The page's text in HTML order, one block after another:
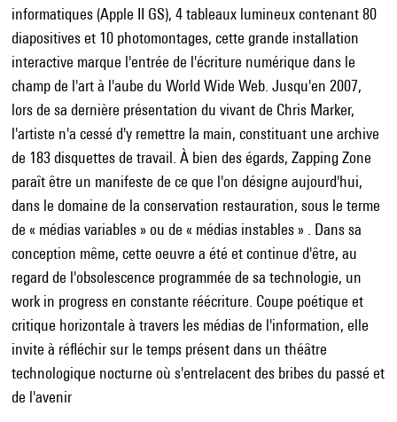
informatiques (Apple II GS), 4 tableaux lumineux contenant 80
diapositives et 10 photomontages, cette grande installation
interactive marque l'entrée de l'écriture numérique dans le
champ de l'art à l'aube du World Wide Web. Jusqu'en 2007,
lors de sa dernière présentation du vivant de Chris Marker,
l'artiste n'a cessé d'y remettre la main, constituant une archive
de 183 disquettes de travail. À bien des égards, Zapping Zone
paraît être un manifeste de ce que l'on désigne aujourd'hui,
dans le domaine de la conservation restauration, sous le terme
de « médias variables » ou de « médias instables » . Dans sa
conception même, cette oeuvre a été et continue d'être, au
regard de l'obsolescence programmée de sa technologie, un
work in progress en constante réécriture. Coupe poétique et
critique horizontale à travers les médias de l'information, elle
invite à réfléchir sur le temps présent dans un théâtre
technologique nocturne où s'entrelacent des bribes du passé et
de l'avenir